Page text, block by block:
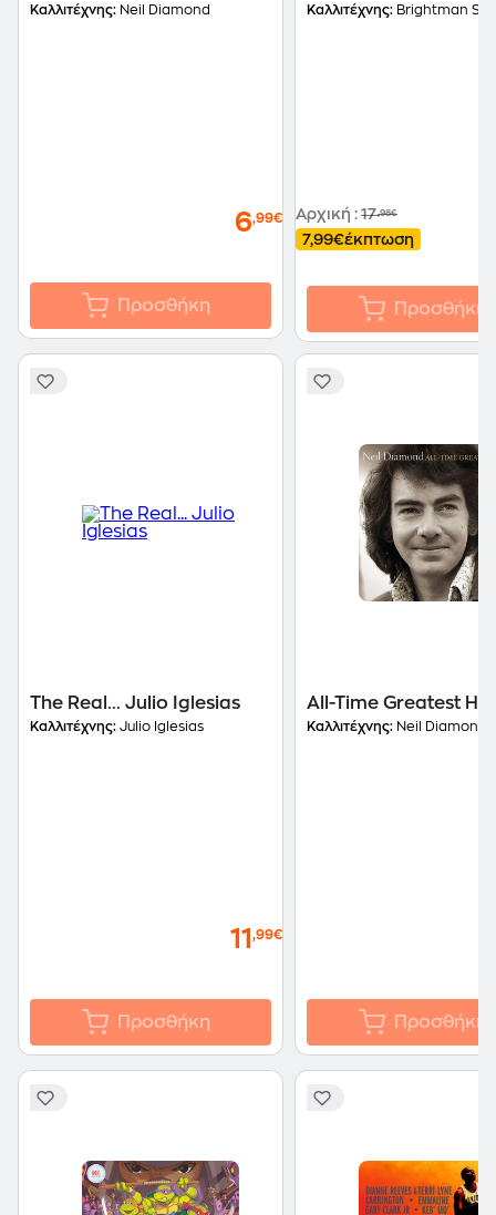
Καλλιτέχνης: Neil Diamond
6,99€
Προσθήκη
Καλλιτέχνης: Brightman
Αρχική : 17,98€
7,99€έκπτωση
Προσθήκη
The Real... Julio Iglesias
Καλλιτέχνης: Julio Iglesias
11 ,99€
Προσθήκη
All-Time Greatest
Καλλιτέχνης: Neil Diamond
Προσθήκη